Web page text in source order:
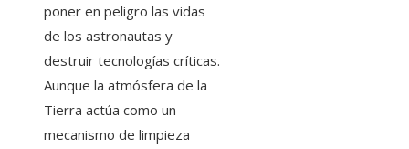
poner en peligro las vidas
de los astronautas y
destruir tecnologías críticas.
Aunque la atmósfera de la
Tierra actúa como un
mecanismo de limpieza